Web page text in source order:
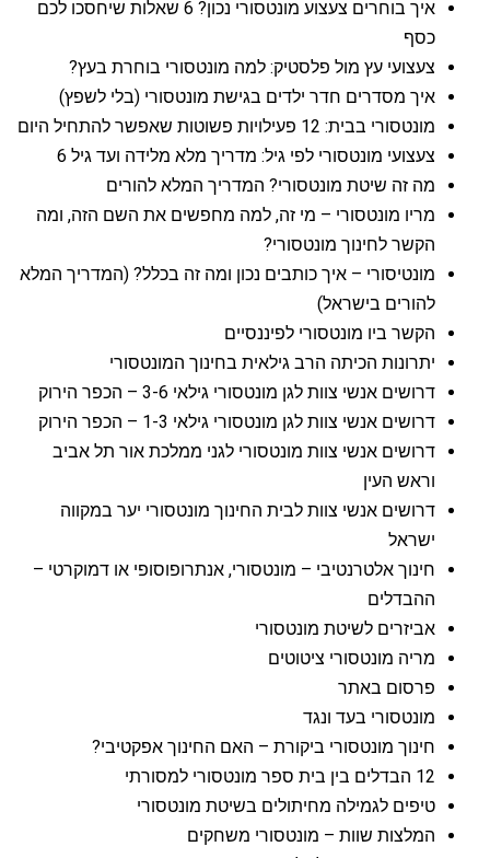
איך בוחרים צעצוע מונטסורי נכון? 6 שאלות שיחסכו לכם
כסף
צעצועי עץ מול פלסטיק: למה מונטסורי בוחרת בעץ?
איך מסדרים חדר ילדים בגישת מונטסורי (בלי לשפץ)
מונטסורי בבית: 12 פעילויות פשוטות שאפשר להתחיל היום
צעצועי מונטסורי לפי גיל: מדריך מלא מלידה ועד גיל 6
מה זה שיטת מונטסורי? המדריך המלא להורים
מריו מונטסורי – מי זה, למה מחפשים את השם הזה, ומה
הקשר לחינוך מונטסורי?
מונטיסורי – איך כותבים נכון ומה זה בכלל? (המדריך המלא
להורים בישראל)
הקשר ביו מונטסורי לפיננסיים
יתרונות הכיתה הרב גילאית בחינוך המונטסורי
דרושים אנשי צוות לגן מונטסורי גילאי 3-6 – הכפר הירוק
דרושים אנשי צוות לגן מונטסורי גילאי 1-3 – הכפר הירוק
דרושים אנשי צוות מונטסורי לגני ממלכת אור תל אביב
וראש העין
דרושים אנשי צוות לבית החינוך מונטסורי יער במקווה
ישראל
חינוך אלטרנטיבי – מונטסורי, אנתרופוסופי או דמוקרטי –
ההבדלים
אביזרים לשיטת מונטסורי
מריה מונטסורי ציטוטים
פרסום באתר
מונטסורי בעד ונגד
חינוך מונטסורי ביקורת – האם החינוך אפקטיבי?
12 הבדלים בין בית ספר מונטסורי למסורתי
טיפים לגמילה מחיתולים בשיטת מונטסורי
המלצות שוות – מונטסורי משחקים